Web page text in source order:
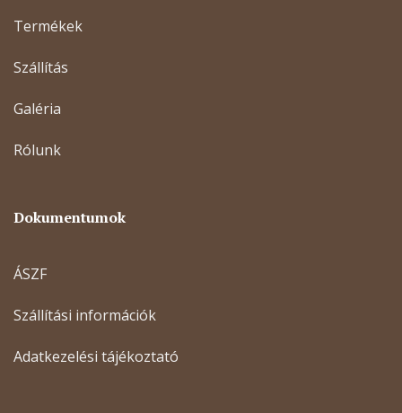
Termékek
Szállítás
Galéria
Rólunk
Dokumentumok
ÁSZF
Szállítási információk
Adatkezelési tájékoztató